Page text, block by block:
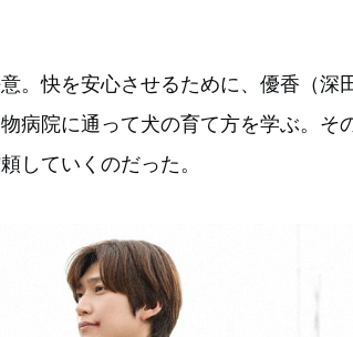
。快を安心させるために、優香（深
病院に通って犬の育て方を学ぶ。そ
していくのだった。